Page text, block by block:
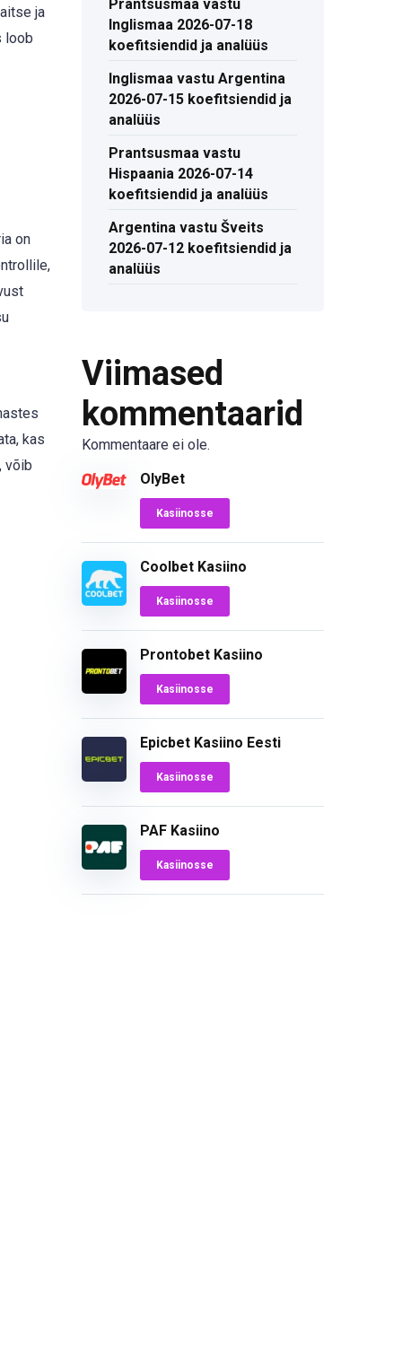
ja
loob
on
kas
võib
Prantsusmaa vastu
Inglismaa 2026-07-18
koefitsiendid ja analüüs
Inglismaa vastu Argentina
2026-07-15 koefitsiendid ja
analüüs
Prantsusmaa vastu
Hispaania 2026-07-14
koefitsiendid ja analüüs
Argentina vastu Šveits
2026-07-12 koefitsiendid ja
analüüs
Viimased
kommentaarid
Kommentaare ei ole.
OlyBet
Kasiinosse
Coolbet Kasiino
Kasiinosse
Prontobet Kasiino
Kasiinosse
Epicbet Kasiino Eesti
Kasiinosse
PAF Kasiino
Kasiinosse